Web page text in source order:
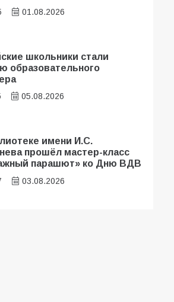
01.08.2026
школьники стали
образовательного
05.08.2026
имени И.С.
прошёл мастер-класс
парашют» ко Дню ВДВ
03.08.2026